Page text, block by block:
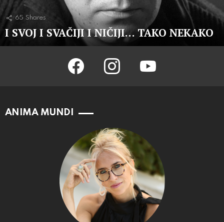
65 Shares
I SVOJ I SVAČIJI I NIČIJI… TAKO NEKAKO
facebook instagram youtube
ANIMA MUNDI